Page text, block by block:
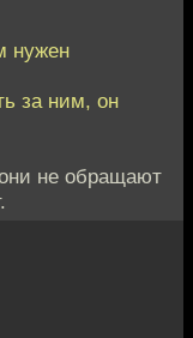
нужен
за ним, он
не обращают